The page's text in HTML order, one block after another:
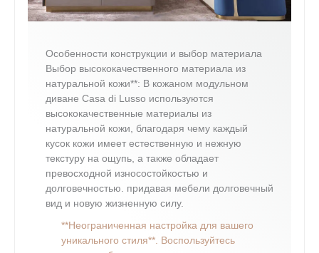
Особенности конструкции и выбор материала
Выбор высококачественного материала из
натуральной кожи**: В кожаном модульном
диване Casa di Lusso используются
высококачественные материалы из
натуральной кожи, благодаря чему каждый
кусок кожи имеет естественную и нежную
текстуру на ощупь, а также обладает
превосходной износостойкостью и
долговечностью. придавая мебели долговечный
вид и новую жизненную силу.
**Неограниченная настройка для вашего
уникального стиля**. Воспользуйтесь